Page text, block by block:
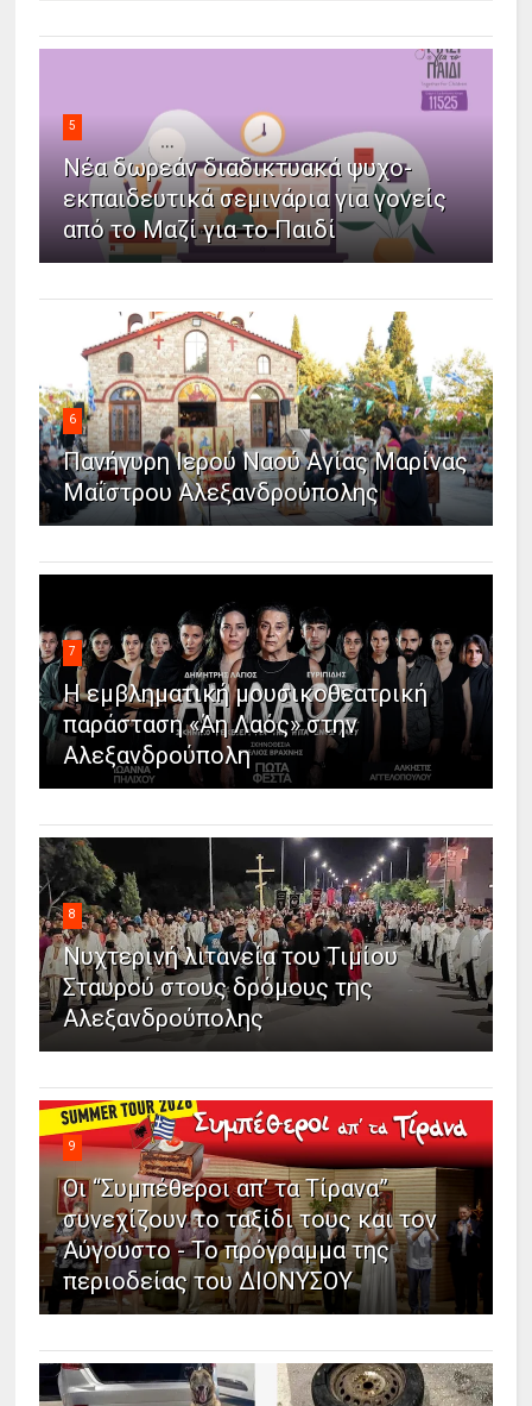
5
Νέα δωρεάν διαδικτυακά ψυχο-
εκπαιδευτικά σεμινάρια για γονείς
από το Μαζί για το Παιδί
6
Πανήγυρη Ιερού Ναού Αγίας Μαρίνας
Μαΐστρου Αλεξανδρούπολης
7
Η εμβληματική μουσικοθεατρική
παράσταση «Άη Λαός» στην
Αλεξανδρούπολη
8
Νυχτερινή λιτανεία του Τιμίου
Σταυρού στους δρόμους της
Αλεξανδρούπολης
9
Οι “Συμπέθεροι απ’ τα Τίρανα”
συνεχίζουν το ταξίδι τους και τον
Αύγουστο - Το πρόγραμμα της
περιοδείας του ΔΙΟΝΥΣΟΥ